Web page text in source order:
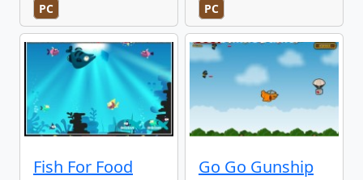
PC PC
Fish For Food
Go Go Gunship